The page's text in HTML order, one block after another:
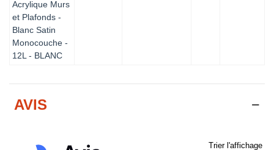
Acrylique Murs
et Plafonds -
Blanc Satin
Monocouche -
12L - BLANC
AVIS
Trier l'affichage